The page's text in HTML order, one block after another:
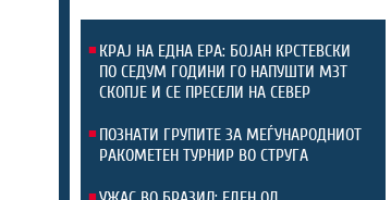
КРАЈ НА ЕДНА ЕРА: БОЈАН КРСТЕВСКИ
ПО СЕДУМ ГОДИНИ ГО НАПУШТИ МЗТ
СКОПЈЕ И СЕ ПРЕСЕЛИ НА СЕВЕР
ПОЗНАТИ ГРУПИТЕ ЗА МЕЃУНАРОДНИОТ
РАКОМЕТЕН ТУРНИР ВО СТРУГА